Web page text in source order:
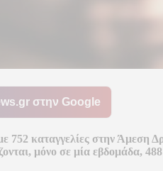
στην Google
καταγγελίες στην Άμεση
μόνο σε μία εβδομάδα,